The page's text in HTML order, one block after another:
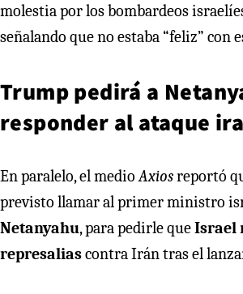
molestia por los bombardeos
señalando que no estaba “feliz” con
Trump pedirá a
responder al ataque
En paralelo, el medioAxiosreportó
previsto llamar al primer ministro
Netanyahu, para pedirle queIsrael
represaliascontra Irán tras el